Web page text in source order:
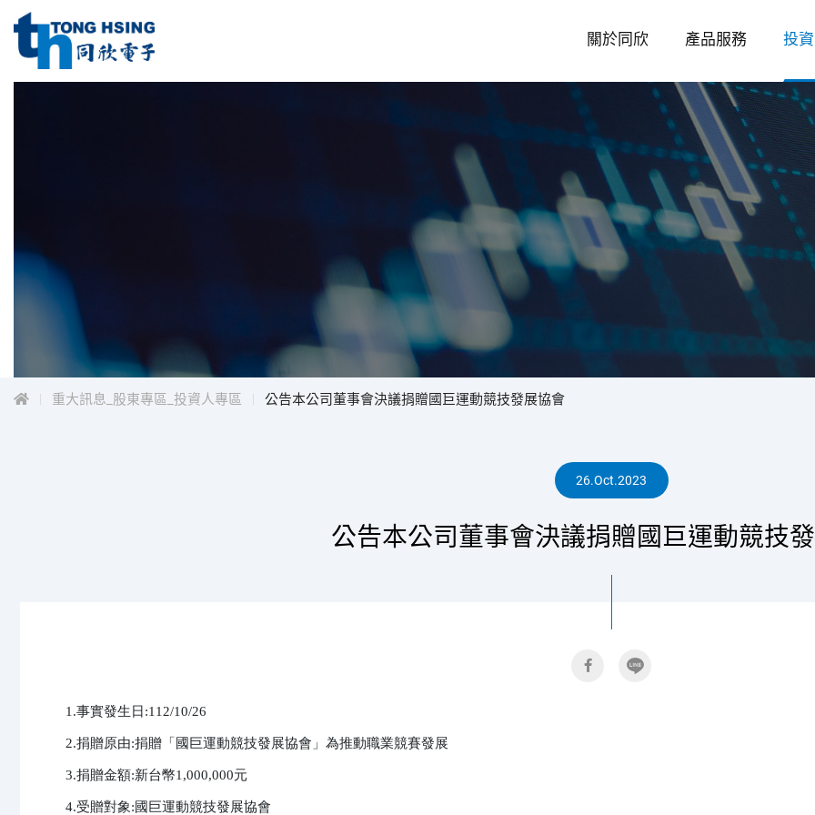
同
股
份
有
司
子
Menu
關於同欣 產品服務 投
投
資
人
專
區
重大訊息_股東專區_投資人專區 公告本公司董事會決議捐贈國巨運動競技發展協會
26.Oct.2023
公告本公司董事會決議捐贈國巨運動競技
1.事實發生日:112/10/26
2.捐贈原由:捐贈「國巨運動競技發展協會」為推動職業競賽發展
3.捐贈金額:新台幣1,000,000元
4.受贈對象:國巨運動競技發展協會